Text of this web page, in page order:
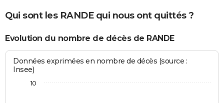
Qui sont les RANDE qui nous ont quittés ?
Evolution du nombre de décès de RANDE
Données exprimées en nombre de décès (source :
Insee)
10